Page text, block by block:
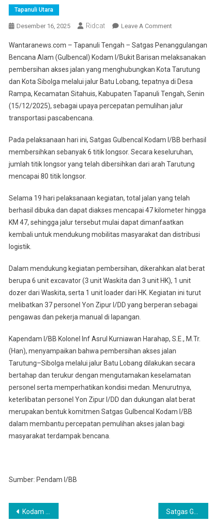
Tapanuli Utara
Desember 16, 2025 Ridcat Leave A CommentOn
Gulbencal
Kodam
I/BB
Bersihkan
Akses
Jalan
Via
Batu
Wantaranews.com – Tapanuli Tengah – Satgas Penanggulangan
Bencana Alam (Gulbencal) Kodam I/Bukit Barisan melaksanakan
pembersihan akses jalan yang menghubungkan Kota Tarutung
dan Kota Sibolga melalui jalur Batu Lobang, tepatnya di Desa
Rampa, Kecamatan Sitahuis, Kabupaten Tapanuli Tengah, Senin
(15/12/2025), sebagai upaya percepatan pemulihan jalur
transportasi pascabencana.
Pada pelaksanaan hari ini, Satgas Gulbencal Kodam I/BB berhasil
membersihkan sebanyak 6 titik longsor. Secara keseluruhan,
jumlah titik longsor yang telah dibersihkan dari arah Tarutung
mencapai 80 titik longsor.
Selama 19 hari pelaksanaan kegiatan, total jalan yang telah
berhasil dibuka dan dapat diakses mencapai 47 kilometer hingga
KM 47, sehingga jalur tersebut mulai dapat dimanfaatkan
kembali untuk mendukung mobilitas masyarakat dan distribusi
logistik.
Dalam mendukung kegiatan pembersihan, dikerahkan alat berat
berupa 6 unit excavator (3 unit Waskita dan 3 unit HK), 1 unit
dozer dari Waskita, serta 1 unit loader dari HK. Kegiatan ini turut
melibatkan 37 personel Yon Zipur I/DD yang berperan sebagai
pengawas dan pekerja manual di lapangan.
Kapendam I/BB Kolonel Inf Asrul Kurniawan Harahap, S.E., M.Tr.
(Han), menyampaikan bahwa pembersihan akses jalan
Tarutung–Sibolga melalui jalur Batu Lobang dilakukan secara
bertahap dan terukur dengan mengutamakan keselamatan
personel serta memperhatikan kondisi medan. Menurutnya,
keterlibatan personel Yon Zipur I/DD dan dukungan alat berat
merupakan bentuk komitmen Satgas Gulbencal Kodam I/BB
dalam membantu percepatan pemulihan akses jalan bagi
masyarakat terdampak bencana.
Sumber: Pendam I/BB
Navigasi
Kodam I/BB Gelar Acara Lepas Sambut Pangdam I/BB di Gedung Balai Prajurit Makodam I/BB Medan Satgas Gulbencal Kodam I/BB, Pasang Lampu Tenaga Surya di Kecamatan Sitahuis